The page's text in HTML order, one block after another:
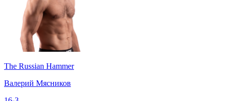
The Russian Hammer
Валерий Мясников